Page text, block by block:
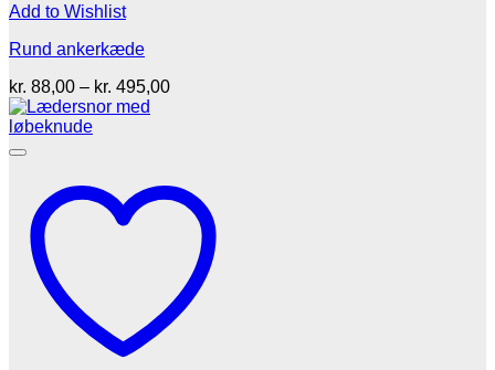
Add to Wishlist
Rund ankerkæde
kr. 88,00 – kr. 495,00Prisinterval: